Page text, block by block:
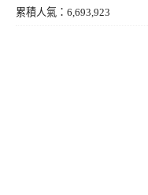
累積人氣：6,693,923